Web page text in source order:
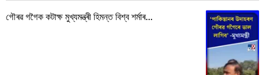
গৌৰৱ গগৈক কটাক্ষ মুখ্যমন্ত্ৰী হিমন্ত বিশ্ব শৰ্মাৰ...